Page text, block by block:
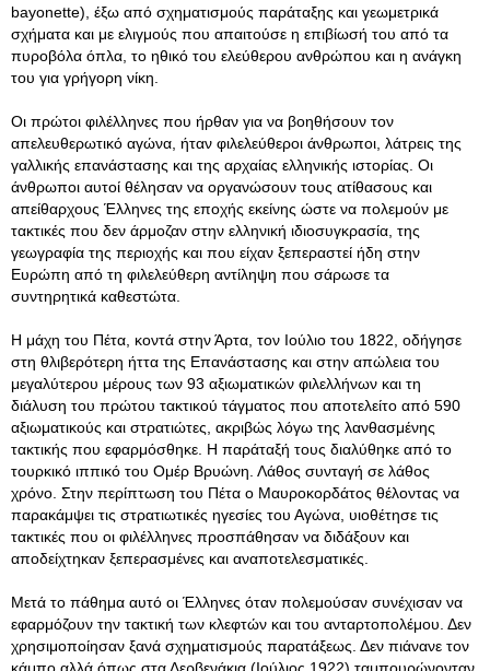
bayonette), έξω από σχηματισμούς παράταξης και γεωμετρικά
σχήματα και με ελιγμούς που απαιτούσε η επιβίωσή του από τα
πυροβόλα όπλα, το ηθικό του ελεύθερου ανθρώπου και η ανάγκη
του για γρήγορη νίκη.
Οι πρώτοι φιλέλληνες που ήρθαν για να βοηθήσουν τον
απελευθερωτικό αγώνα, ήταν φιλελεύθεροι άνθρωποι, λάτρεις της
γαλλικής επανάστασης και της αρχαίας ελληνικής ιστορίας. Οι
άνθρωποι αυτοί θέλησαν να οργανώσουν τους ατίθασους και
απείθαρχους Έλληνες της εποχής εκείνης ώστε να πολεμούν με
τακτικές που δεν άρμοζαν στην ελληνική ιδιοσυγκρασία, της
γεωγραφία της περιοχής και που είχαν ξεπεραστεί ήδη στην
Ευρώπη από τη φιλελεύθερη αντίληψη που σάρωσε τα
συντηρητικά καθεστώτα.
Η μάχη του Πέτα, κοντά στην Άρτα, τον Ιούλιο του 1822, οδήγησε
στη θλιβερότερη ήττα της Επανάστασης και στην απώλεια του
μεγαλύτερου μέρους των 93 αξιωματικών φιλελλήνων και τη
διάλυση του πρώτου τακτικού τάγματος που αποτελείτο από 590
αξιωματικούς και στρατιώτες, ακριβώς λόγω της λανθασμένης
τακτικής που εφαρμόσθηκε. Η παράταξή τους διαλύθηκε από το
τουρκικό ιππικό του Ομέρ Βρυώνη. Λάθος συνταγή σε λάθος
χρόνο. Στην περίπτωση του Πέτα ο Μαυροκορδάτος θέλοντας να
παρακάμψει τις στρατιωτικές ηγεσίες του Αγώνα, υιοθέτησε τις
τακτικές που οι φιλέλληνες προσπάθησαν να διδάξουν και
αποδείχτηκαν ξεπερασμένες και αναποτελεσματικές.
Μετά το πάθημα αυτό οι Έλληνες όταν πολεμούσαν συνέχισαν να
εφαρμόζουν την τακτική των κλεφτών και του ανταρτοπολέμου. Δεν
χρησιμοποίησαν ξανά σχηματισμούς παρατάξεως. Δεν πιάνανε τον